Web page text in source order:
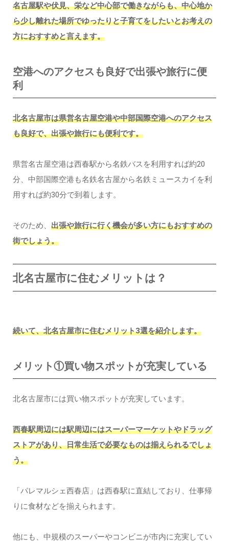
名古屋駅や伏見、栄など中心部で働きながらも、中心地か
ら少し離れた場所でゆったりと子育てをしたいとお考えの
方におすすめと言えます。
空港へのアクセスも良好で出張や旅行に便
利
北名古屋市は県営名古屋空港や中部国際空港へのアクセス
も良好で、出張や旅行にも便利です。
県営名古屋空港は西春駅から名鉄バスを利用すれば約20
分、中部国際空港も名鉄名古屋から名鉄ミュースカイを利
用すれば約30分で到着します。
そのため、 出張や旅行に行く機会が多い方にもおすすめの
街でしょう。
北名古屋市に住むメリットは？
続いて、北名古屋市に住むメリット3選を紹介します。
メリット①買い物スポットが充実している
北名古屋市には買い物スポットが充実しています。
西春駅周辺には駅周辺にはスーパーマーケットやドラッグ
ストアがあり、日常生活で必要なものは揃えられるでしょ
う。
「パレマルシェ西春店」は西春駅に直結しており、仕事帰
りに食材などを揃えられます。
他にも、中規模のスーパーやコンビニが市内に充実してい